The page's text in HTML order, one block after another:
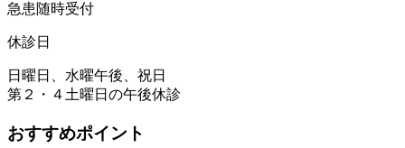
急患随時受付
休診日
日曜日、水曜午後、祝日
第２・４土曜日の午後休診
おすすめポイント